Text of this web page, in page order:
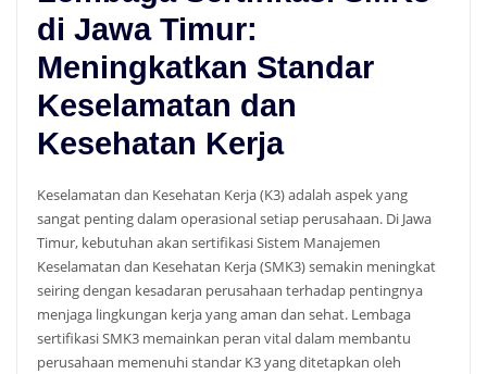
di Jawa Timur:
Meningkatkan Standar
Keselamatan dan
Kesehatan Kerja
Keselamatan dan Kesehatan Kerja (K3) adalah aspek yang
sangat penting dalam operasional setiap perusahaan. Di Jawa
Timur, kebutuhan akan sertifikasi Sistem Manajemen
Keselamatan dan Kesehatan Kerja (SMK3) semakin meningkat
seiring dengan kesadaran perusahaan terhadap pentingnya
menjaga lingkungan kerja yang aman dan sehat. Lembaga
sertifikasi SMK3 memainkan peran vital dalam membantu
perusahaan memenuhi standar K3 yang ditetapkan oleh